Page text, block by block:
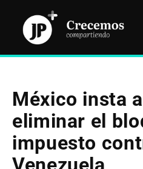
México insta
eliminar el
impuesto